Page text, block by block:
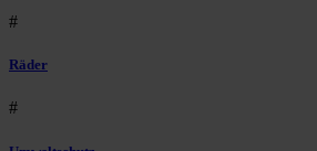
#
Räder
#